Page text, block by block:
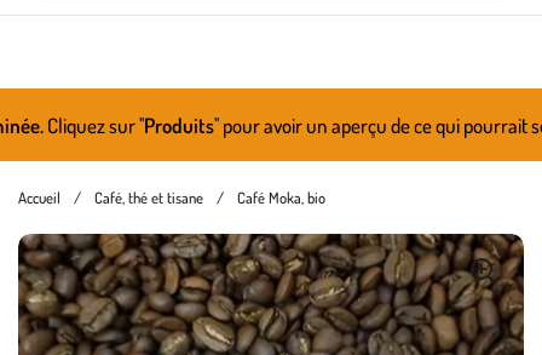
sur ''Produits'' pour avoir un aperçu de ce qui pourrait se
Accueil / Café, thé et tisane / Café Moka, bio